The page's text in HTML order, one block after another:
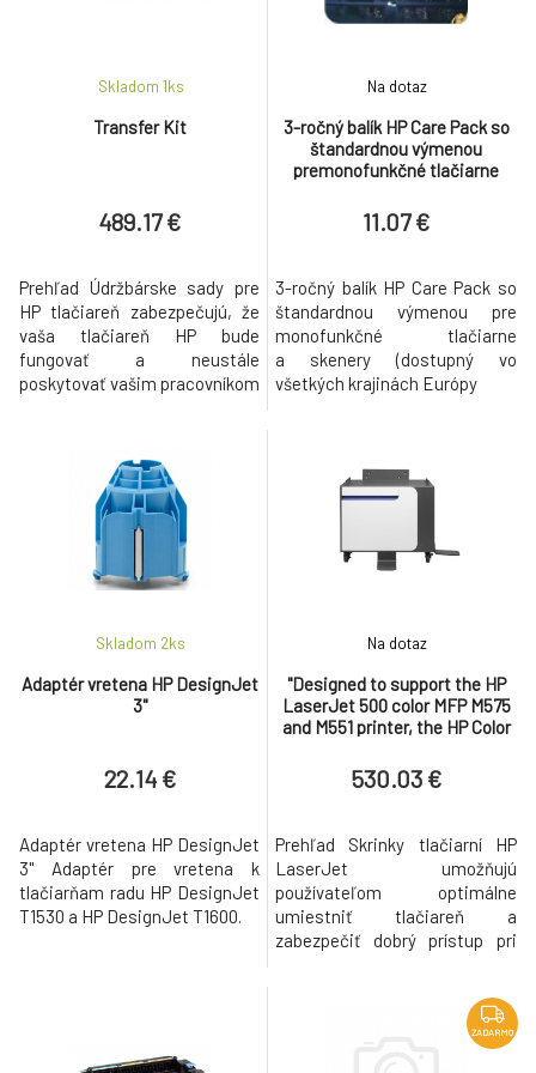
357.86 €
CF243A - HP LJ 1x500-SHEET FEEDER
WITH CABINET AND STAND
Transfer Kit
Skladom 1ks
489.17 €
Prehľad Údržbárske sady pre
HP tlačiareň zabezpečujú, že
vaša tlačiareň HP bude
fungovať a neustále
poskytovať vašim pracovníkom
optimálnu kvalitu tlače s
tlačiarňou HP s pravidelnou
výmenou tlačového materiálu.
Vďaka súprave na údržbu HP
máte svoju tlačiareň HP vždy k
3-ročný balík HP Care Pack so
štandardnou výmenou
premonofunkčné tlačiarne
všetkých krajinách Európy
Na dotaz
11.07 €
3-ročný balík HP Care Pack so
štandardnou výmenou pre
monofunkčné tlačiarne
a skenery (dostupný vo
všetkých krajinách Európy
Adaptér vretena HP DesignJet
3"
Skladom 2ks
22.14 €
Adaptér vretena HP DesignJet
3" Adaptér pre vretena k
tlačiarňam radu HP DesignJet
T1530 a HP DesignJet T1600.
"Designed to support the HP
LaserJet 500 color MFP M575
and M551 printer, the HP Color
Printer Series.
Na dotaz
530.03 €
Prehľad Skrinky tlačiarní HP
LaserJet umožňujú
používateľom optimálne
umiestniť tlačiareň a
zabezpečiť dobrý prístup pri
ukladacieho priestoru na
papier. Farebné tlačiarne radu
ZADARMO